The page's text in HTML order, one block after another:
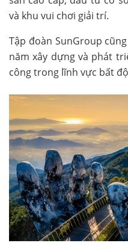
và khu vui chơi giải trí.
Tập đoàn SunGroup
năm xây dựng và phát
công trong lĩnh vực bất